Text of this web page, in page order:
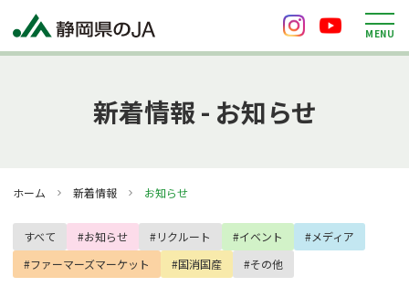
M ENU
新着情報 - お知らせ
ホーム 新着情報 お知らせ
すべて #お知らせ #リクルート #イベント
#メディア
#ファーマーズマーケット
#国消国産 #その他